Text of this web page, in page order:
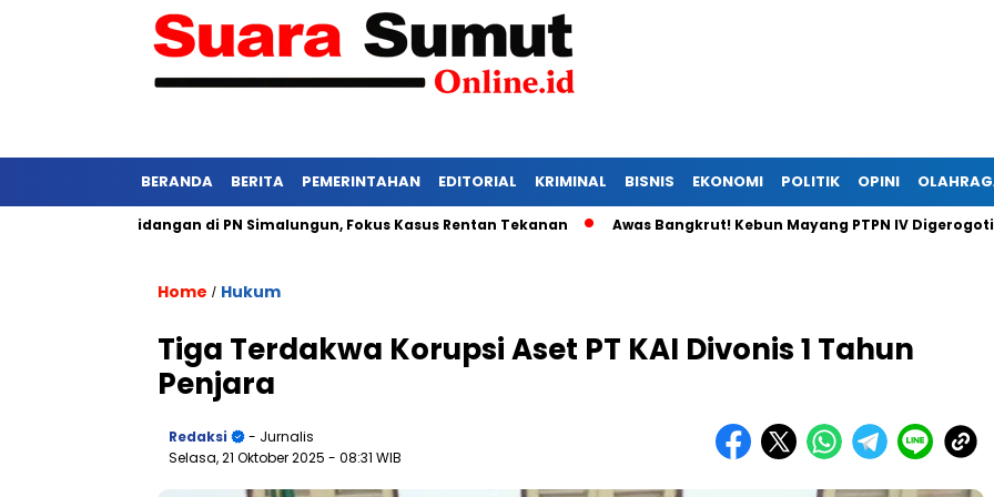
BERANDA BERITA PEMERINTAHAN EDITORIAL KRIMINAL BISNIS EKONOMI POLITIK OPINI
Persidangan di PN Simalungun, Fokus Kasus Rentan Tekanan Awas Bangkrut! Kebun Mayang PTPN IV Digerogoti
Home / Hukum
Tiga Terdakwa Korupsi Aset PT KAI Divonis 1 Tahun
Penjara
Redaksi
- Jurnalis
Selasa, 21 Oktober 2025 - 08:31 WIB